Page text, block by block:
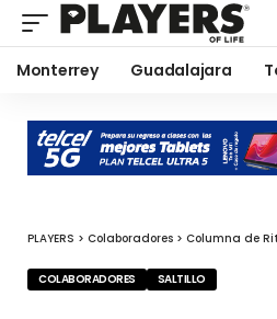
Monterrey Guadalajara
PLAYERS > Colaboradores > Columna de Rita
COLABORADORES SALTILLO